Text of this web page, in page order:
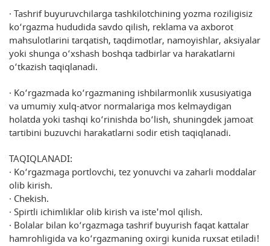
· Tashrif buyuruvchilarga tashkilotchining yozma roziligisiz
ko‘rgazma hududida savdo qilish, reklama va axborot
mahsulotlarini tarqatish, taqdimotlar, namoyishlar, aksiyalar
yoki shunga o‘xshash boshqa tadbirlar va harakatlarni
o‘tkazish taqiqlanadi.
· Ko‘rgazmada ko‘rgazmaning ishbilarmonlik xususiyatiga
va umumiy xulq-atvor normalariga mos kelmaydigan
holatda yoki tashqi ko‘rinishda bo‘lish, shuningdek jamoat
tartibini buzuvchi harakatlarni sodir etish taqiqlanadi.
TAQIQLANADI:
· Ko‘rgazmaga portlovchi, tez yonuvchi va zaharli moddalar
olib kirish.
· Chekish.
· Spirtli ichimliklar olib kirish va iste'mol qilish.
· Bolalar bilan ko‘rgazmaga tashrif buyurish faqat kattalar
hamrohligida va ko‘rgazmaning oxirgi kunida ruxsat etiladi!